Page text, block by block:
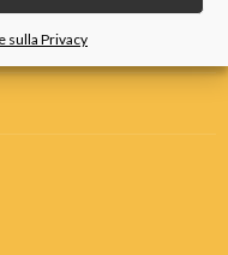
sulla Privacy